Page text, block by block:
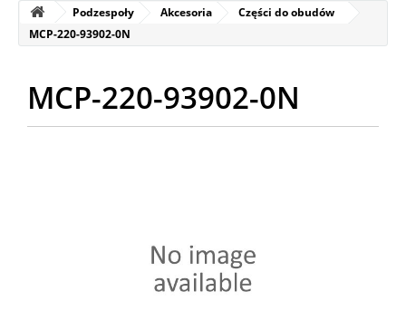
Podzespoły Akcesoria
Części do obudów
MCP-220-93902-0N
MCP-220-93902-0N